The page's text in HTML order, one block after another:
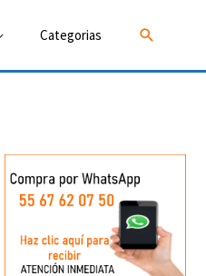
Categorias Buscar